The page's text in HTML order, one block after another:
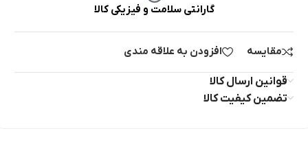
گارانتی سلامت و فیزیکی کالا
مقایسه افزودن به علاقه مندی
قوانین ارسال کالا
تضمین کیفیت کالا